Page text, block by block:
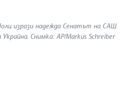
изрази надежда Сенатът на САЩ
Снимка: АP/Markus Schreiber